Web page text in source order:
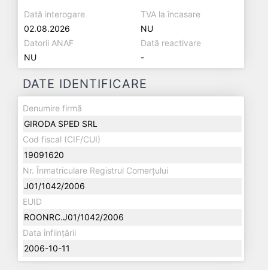
Dată interogare
02.08.2026
TVA la încasare
NU
Datorii ANAF
NU
Dată reactivare
-
DATE IDENTIFICARE
Denumire firmă
GIRODA SPED SRL
Cod fiscal (CIF/CUI)
19091620
Nr. Înmatriculare Registrul Comerțului
J01/1042/2006
EUID
ROONRC.J01/1042/2006
Data înființării
2006-10-11